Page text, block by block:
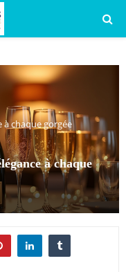
à chaque gorgée
à chaque